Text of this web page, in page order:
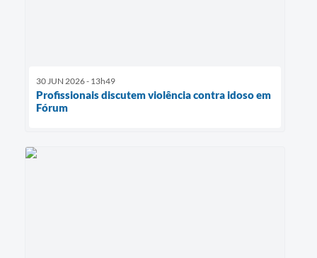
30 JUN 2026 - 13h49
Profissionais discutem violência contra idoso em
Fórum